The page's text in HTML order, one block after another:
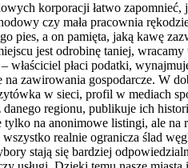
korporacji łatwo
czy mała pracownia
pies, a on pamięta, jaką kawę
jest odrobinę taniej,
płaci podatki,
na zawirowania gospodarcze.
w sieci, profil w mediach
regionu, publikuje ich
na anonimowe listingi, ale
realnie ogranicza ślad
stają się bardziej